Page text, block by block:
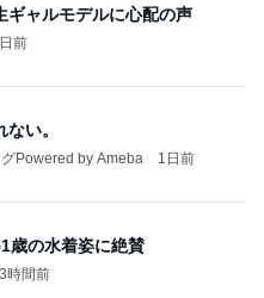
ギャルモデルに心配の声
前
い。
Powered by Ameba 1日前
歳の水着姿に絶賛
時間前